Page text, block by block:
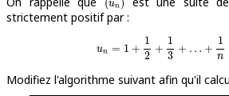
(un )
strictement positif par :
un = 1 +
1
2
+
1
3
+ … +
1
n
u n =1 +1 2+1 3+ … + 1n−
Modifiez l'algorithme suivant afin qu'il